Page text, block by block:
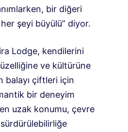
bir diğeri
her şeyi büyülü” diyor.
Lodge, kendilerini
ve kültürüne
balayı çiftleri için
bir deneyim
uzak konumu, çevre
sürdürülebilirliğe